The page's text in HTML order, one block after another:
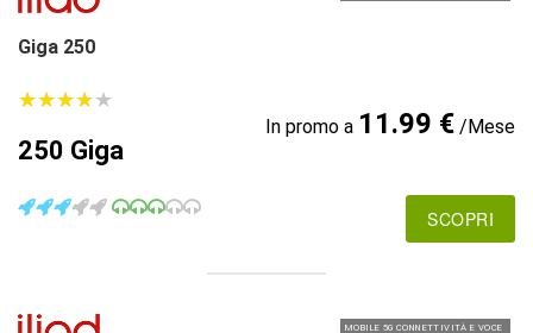
Giga 250
★★★★★
★★★★★
250 Giga
In promo a 11.99 €/Mese
SCOPRI
MOBILE 5G CONNETTIVITÀ E VOCE